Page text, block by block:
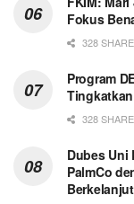
Fokus
328
Program
328
Dubes Uni
PalmCo